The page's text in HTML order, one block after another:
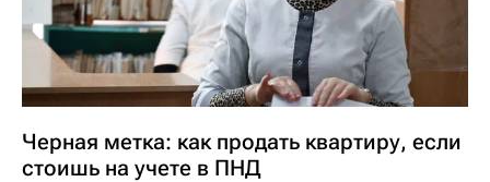
Черная метка: как продать квартиру, если
стоишь на учете в ПНД